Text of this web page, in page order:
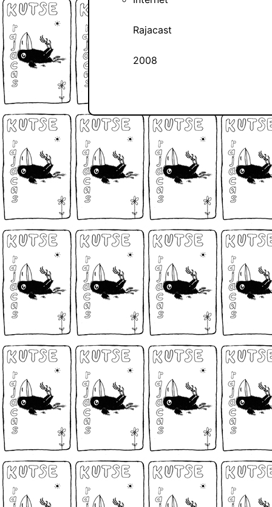
Rajacast
2008